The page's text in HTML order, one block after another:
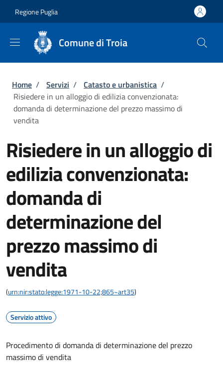
Regione Puglia
Comune di Troia
Briciole di pane
Home / Servizi / Catasto e urbanistica /
Risiedere in un alloggio di edilizia convenzionata:
domanda di determinazione del prezzo massimo di
vendita
Risiedere in un alloggio di
edilizia convenzionata:
domanda di
determinazione del
prezzo massimo di
vendita
(urn:nir:stato:legge:1971-10-22;865~art35)
Servizio attivo
Procedimento di domanda di determinazione del prezzo
massimo di vendita